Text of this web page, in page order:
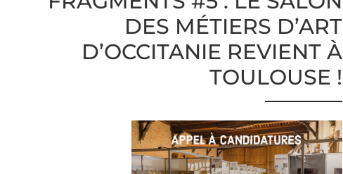
DES MÉTIERS D’ART
D’OCCITANIE REVIENT À
TOULOUSE !